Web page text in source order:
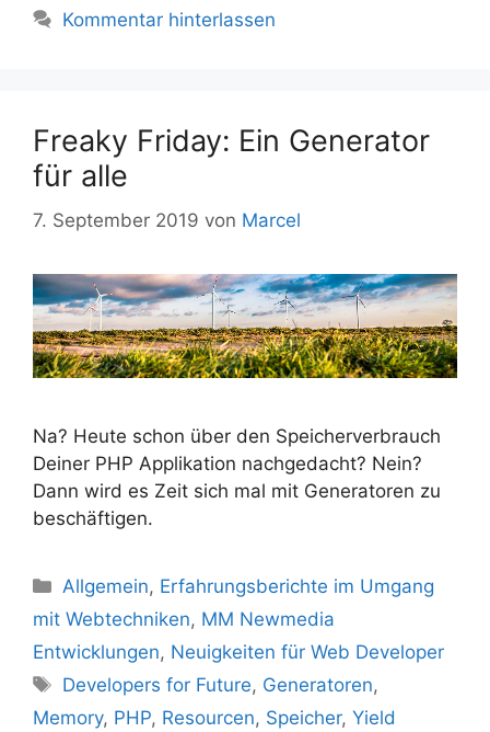
Kommentar hinterlassen
Freaky Friday: Ein Generator
für alle
7. September 2019 von Marcel
Na? Heute schon über den Speicherverbrauch
Deiner PHP Applikation nachgedacht? Nein?
Dann wird es Zeit sich mal mit Generatoren zu
beschäftigen.
Kategorien
Allgemein, Erfahrungsberichte im Umgang
mit Webtechniken, MM Newmedia
Entwicklungen, Neuigkeiten für Web Developer
Schlagwörter
Developers for Future, Generatoren,
Memory, PHP, Resourcen, Speicher, Yield